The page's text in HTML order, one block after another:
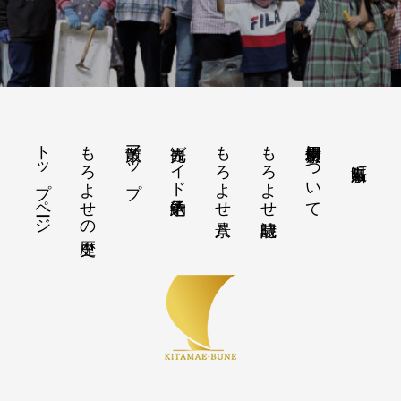
素材使用について
もろよせ歳時記
もろよせ八景
観光ガイド予約申込
散策マップ
もろよせの歴史
トップページ